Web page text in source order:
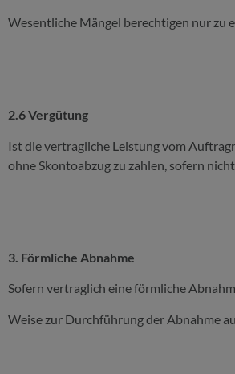
Wesentliche Mängel berechtigen nur zu
2.6 Vergütung
Ist die vertragliche Leistung vom
ohne Skontoabzug zu zahlen, sofern
3. Förmliche Abnahme
Sofern vertraglich eine förmliche
Weise zur Durchführung der Abnahme